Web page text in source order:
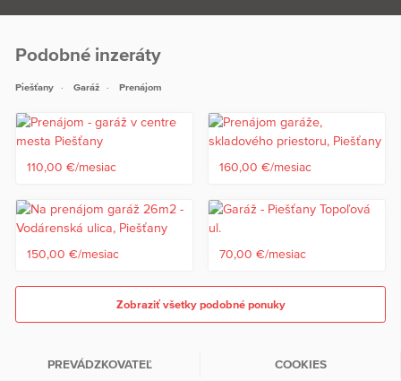
Podobné inzeráty
Piešťany Garáž Prenájom
110,00 €/mesiac 160,00 €/mesiac
150,00 €/mesiac 70,00 €/mesiac
Zobraziť všetky podobné ponuky
PREVÁDZKOVATEĽ COOKIES